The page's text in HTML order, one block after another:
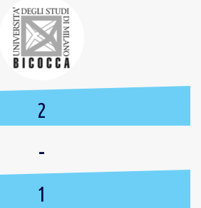
2
-
1